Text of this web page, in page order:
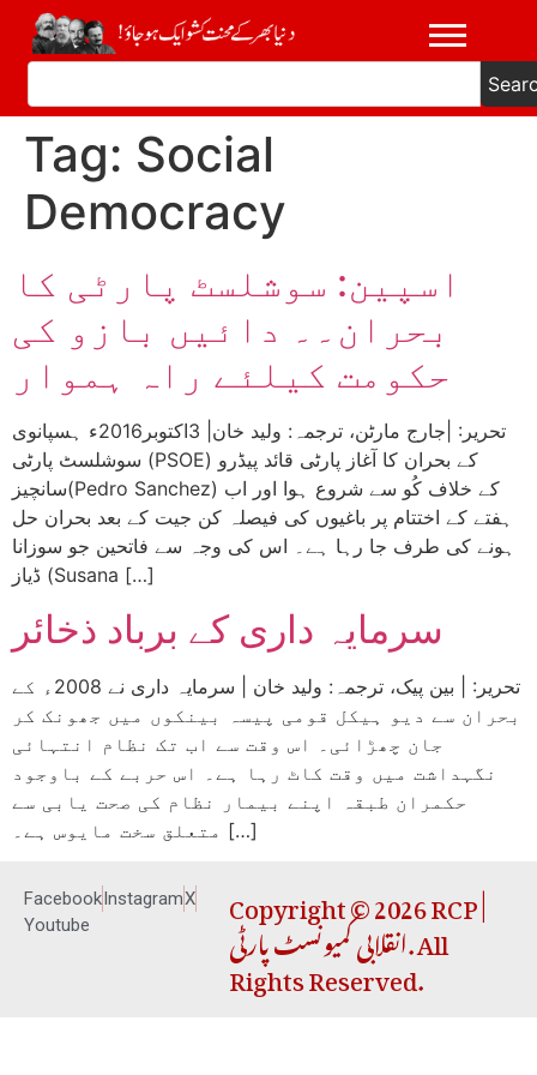
Tag: Social
Democracy
اسپین: سوشلسٹ پارٹی کا
بحران۔۔ دائیں بازو کی
حکومت کیلئے راہ ہموار
تحریر: |جارج مارٹن، ترجمہ: ولید خان| 3اکتوبر2016ء ہسپانوی
سوشلسٹ پارٹی (PSOE) کے بحران کا آغاز پارٹی قائد پیڈرو
سانچیز(Pedro Sanchez) کے خلاف کُو سے شروع ہوا اور اب
ہفتے کے اختتام پر باغیوں کی فیصلہ کن جیت کے بعد بحران حل
ہونے کی طرف جا رہا ہے۔ اس کی وجہ سے فاتحین جو سوزانا
ڈیاز (Susana […]
سرمایہ داری کے برباد ذخائر
تحریر: | بین پیک، ترجمہ: ولید خان | سرمایہ داری نے 2008ء کے
بحران سے دیو ہیکل قومی پیسہ بینکوں میں جھونک کر
جان چھڑائی۔ اس وقت سے اب تک نظام انتہائی
نگہداشت میں وقت کاٹ رہا ہے۔ اس حربے کے باوجود
حکمران طبقہ اپنے بیمار نظام کی صحت یابی سے
متعلق سخت مایوس ہے۔ […]
FacebookInstagramX
Youtube
Copyright © 2026 RCP |
انقلابی کمیونسٹ پارٹی. All
Rights Reserved.